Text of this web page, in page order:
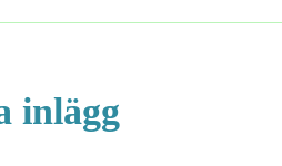
inlägg